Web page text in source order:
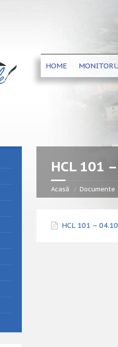
HOME
HCL 101
Acasă Documente
HCL 101 –